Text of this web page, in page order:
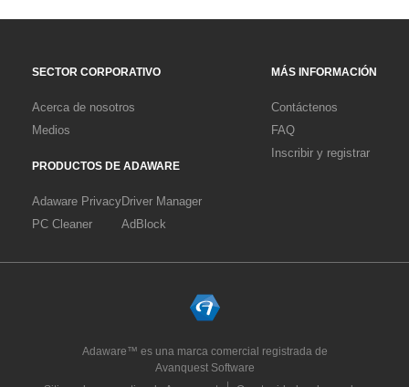
SECTOR CORPORATIVO
Acerca de nosotros
Medios
MÁS INFORMACIÓN
Contáctenos
FAQ
Inscribir y registrar
PRODUCTOS DE ADAWARE
Adaware Privacy
PC Cleaner
Driver Manager
AdBlock
Adaware™ es una marca comercial registrada de
Avanquest Software